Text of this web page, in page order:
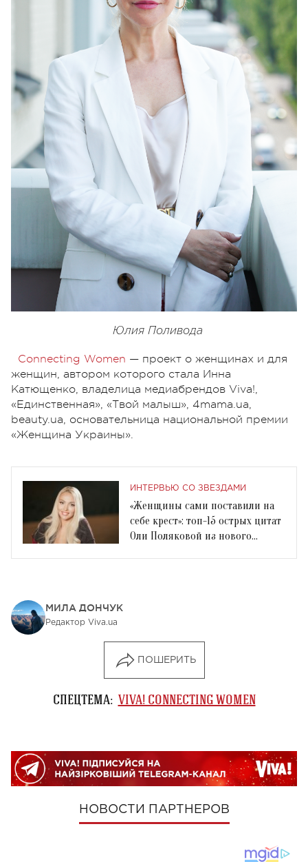
Юлия Поливода
Connecting Women — проект о женщинах и для
женщин, автором которого стала Инна
Катющенко, владелица медиабрендов Viva!,
«Единственная», «Твой малыш», 4mama.ua,
beauty.ua, основательница национальной премии
«Женщина Украины».
ИНТЕРВЬЮ СО ЗВЕЗДАМИ
«Женщины сами поставили на
себе крест»: топ-15 острых цитат
Оли Поляковой из нового
МИЛА ДОНЧУК
Редактор Viva.ua
ПОШЕРИТЬ
СПЕЦТЕМА: VIVA! CONNECTING WOMEN
НОВОСТИ ПАРТНЕРОВ